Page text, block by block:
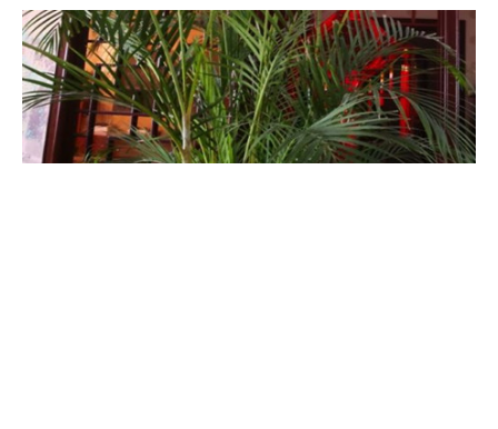
散尾葵茎部粗大约4-5厘米；棕竹比较的纤细，直径大约1.5-3厘
米，要比前者细。叶子不同：散尾葵的叶子繁茂，是羽状复叶，长
约40-150厘米；棕竹属于掌状，长约20-25厘米。